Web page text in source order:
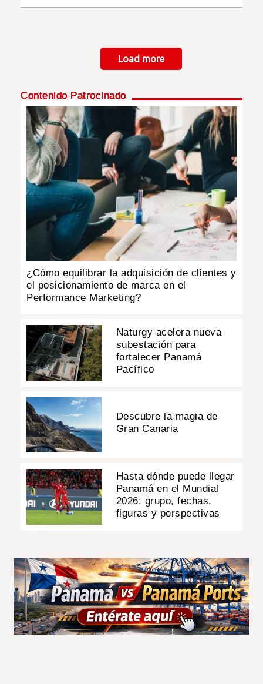
Load more
Contenido Patrocinado
¿Cómo equilibrar la adquisición de clientes y
el posicionamiento de marca en el
Performance Marketing?
Naturgy acelera nueva
subestación para
fortalecer Panamá
Pacífico
Descubre la magia de
Gran Canaria
Hasta dónde puede llegar
Panamá en el Mundial
2026: grupo, fechas,
figuras y perspectivas